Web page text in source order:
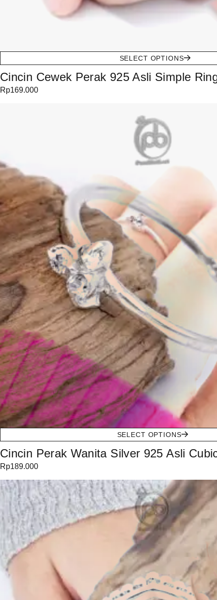
SELECT OPTIONS
Cincin Cewek Perak 925 Asli Simple
Rp169.000
SELECT OPTIONS
Cincin Perak Wanita Silver 925 Asli
Rp189.000